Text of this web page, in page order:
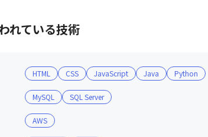
ける環境整備に力を入れています。
クでの勤務が可能です。
30時間程度と、プライベートとの両立がしやす
整っています。
れている技術
HTML CSS JavaScript Java Python
MySQL SQL Server
AWS